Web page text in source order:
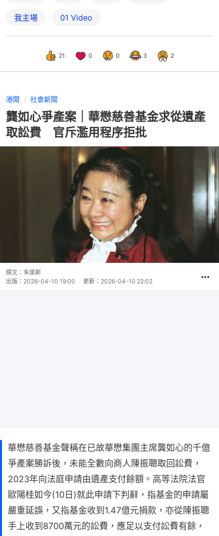
我主場 01 Video
21 0 0 3 2
港聞 社會新聞
龔如心爭產案｜華懋慈善基金求從遺產
取訟費 官斥濫用程序拒批
撰文： 朱棨新
出版： 2026-04-10 19:00 更新： 2026-04-10 22:02
華懋慈善基金聲稱在已故華懋集團主席龔如心的千億
爭產案勝訴後，未能全數向商人陳振聰取回訟費，
2023年向法庭申請由遺產支付餘額。高等法院法官
歐陽桂如今(10日)就此申請下判辭，指基金的申請屬
嚴重延誤，又指基金收到1.47億元捐款，亦從陳振聰
手上收到8700萬元的訟費，應足以支付訟費有餘，